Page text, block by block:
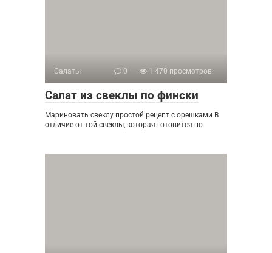
Салаты 0 1 470 просмотров
Салат из свеклы по фински
Мариновать свеклу простой рецепт с орешками В
отличие от той свеклы, которая готовится по